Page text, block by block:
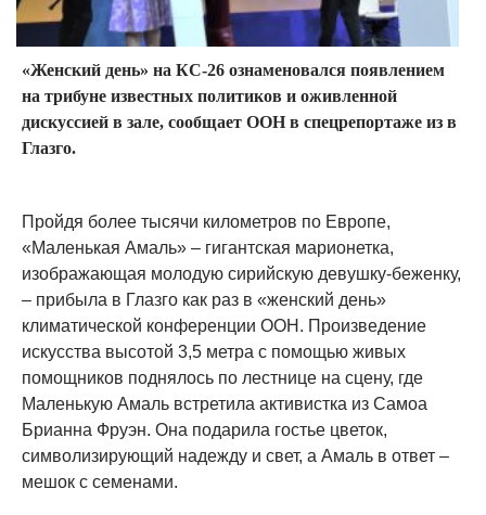
«Женский день» на КС-26 ознаменовался появлением
на трибуне известных политиков и оживленной
дискуссией в зале, сообщает OOН в спецрепортаже из в
Глазго.
Пройдя более тысячи километров по Европе,
«Маленькая Амаль» – гигантская марионетка,
изображающая молодую сирийскую девушку-беженку,
– прибыла в Глазго как раз в «женский день»
климатической конференции ООН. Произведение
искусства высотой 3,5 метра с помощью живых
помощников поднялось по лестнице на сцену, где
Маленькую Амаль встретила активистка из Самоа
Брианна Фруэн. Она подарила гостье цветок,
символизирующий надежду и свет, а Амаль в ответ –
мешок с семенами.